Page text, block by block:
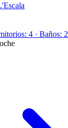
4 · Baños: 2